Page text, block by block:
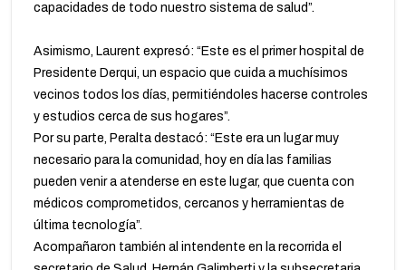
capacidades de todo nuestro sistema de salud”.
Asimismo, Laurent expresó: “Este es el primer hospital de
Presidente Derqui, un espacio que cuida a muchísimos
vecinos todos los días, permitiéndoles hacerse controles
y estudios cerca de sus hogares”.
Por su parte, Peralta destacó: “Este era un lugar muy
necesario para la comunidad, hoy en día las familias
pueden venir a atenderse en este lugar, que cuenta con
médicos comprometidos, cercanos y herramientas de
última tecnología”.
Acompañaron también al intendente en la recorrida el